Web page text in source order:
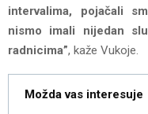
intervalima, pojačali
nismo imali nijedan
radnicima”, kaže Vukoje.
Možda vas interesuje